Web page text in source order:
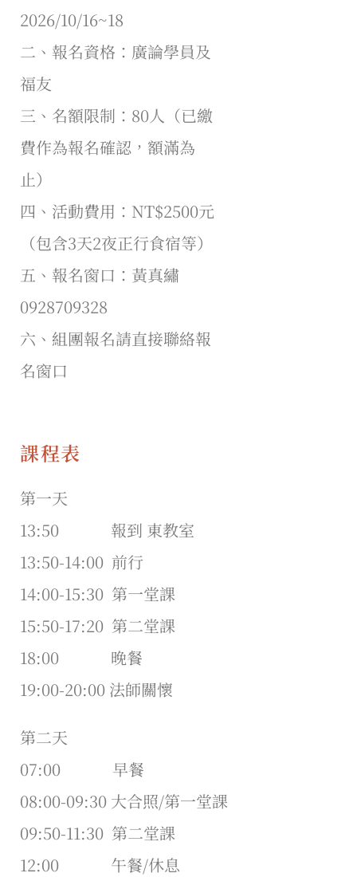
2026/10/16~18
二、報名資格： 廣論學員及
福友
三、名額限制：80人（已繳
費作為報名確認，額滿為
止）
四、活動費用：NT$2500元
（包含3天2夜正行食宿等）
五、報名窗口：黃真繡
0928709328
六、組團報名請直接聯絡報
名窗口
課程表
第一天
13:50 報到 東教室
13:50-14:00 前行
14:00-15:30 第一堂課
15:50-17:20 第二堂課
18:00 晚餐
19:00-20:00 法師關懷
第二天
07:00 早餐
08:00-09:30 大合照/第一堂課
09:50-11:30 第二堂課
12:00 午餐/休息